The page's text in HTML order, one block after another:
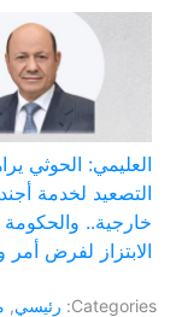
العليمي: الحوثي
التصعيد لخدمة
خارجية..
الابتزاز لفرض أمر
Categories: رئيسي,